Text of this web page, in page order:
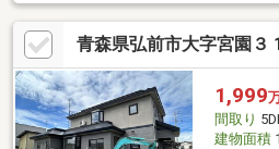
青森県弘前市大字宮園３
1,999
間取り
建物面積